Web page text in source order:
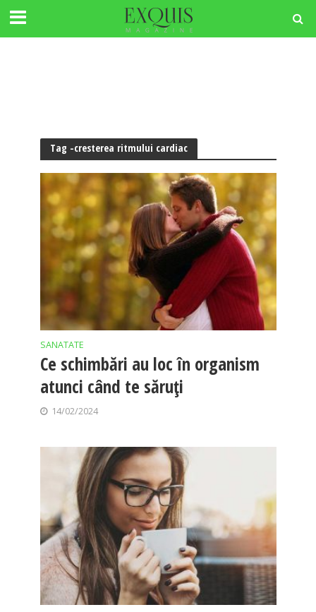
Tag -cresterea ritmului cardiac
SANATATE
Ce schimbări au loc în organism
atunci când te săruți
14/02/2024